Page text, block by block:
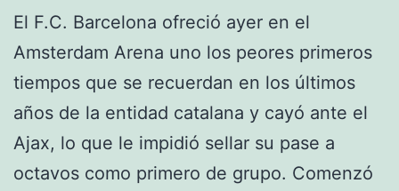
El F.C. Barcelona ofreció ayer en el
Amsterdam Arena uno los peores primeros
tiempos que se recuerdan en los últimos
años de la entidad catalana y cayó ante el
Ajax, lo que le impidió sellar su pase a
octavos como primero de grupo. Comenzó